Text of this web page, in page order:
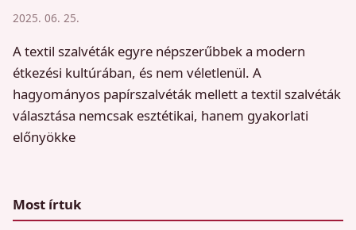
2025. 06. 25.
A textil szalvéták egyre népszerűbbek a modern
étkezési kultúrában, és nem véletlenül. A
hagyományos papírszalvéták mellett a textil szalvéták
választása nemcsak esztétikai, hanem gyakorlati
előnyökke
Most írtuk